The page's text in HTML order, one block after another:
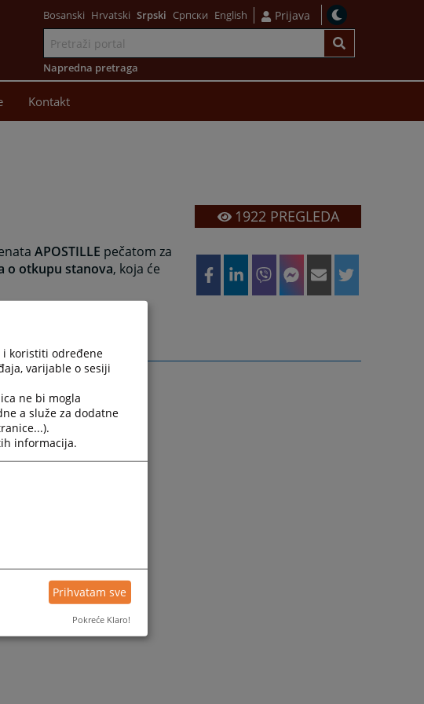
Bosanski Hrvatski Srpski Српски English Prijava
Napredna pretraga
Kontakt
APOSTILLE pečatom za
o otkupu stanova, koja će
1922PREGLEDA
i koristiti određene
varijable o sesiji
ne bi mogla
a služe za dodatne
informacija.
Prihvatam sve
Pokreće Klaro!